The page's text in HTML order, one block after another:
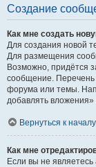
Создание
Как мне создать
Для создания новой
Для размещения
Возможно, придётся
сообщение. Перечень
форума или темы.
добавлять вложения»
Вернуться к началу
Как мне
Если вы не